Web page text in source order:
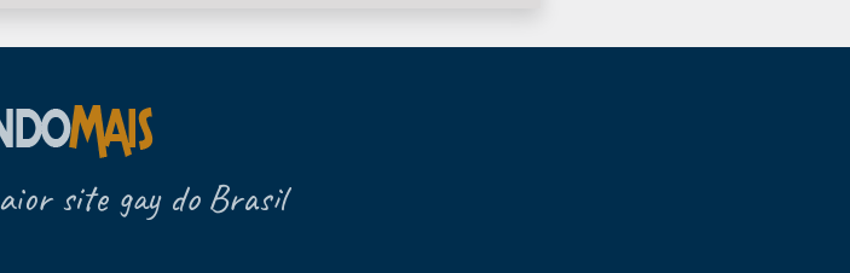
site gay do Brasil